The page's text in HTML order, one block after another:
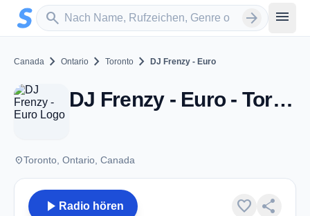
Zum Hauptinhalt springen
search
Sender suchen arrow_forward menu
Canada chevron_right Ontario chevron_right Toronto chevron_right DJ Frenzy - Euro
DJ Frenzy - Euro - Toronto, ON
placeToronto, Ontario, Canada
play_arrow Radio hören favorite share